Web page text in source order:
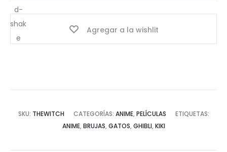
Agregar a la wishlit
SKU: THEWITCH CATEGORÍAS: ANIME, PELÍCULAS
ETIQUETAS:
ANIME, BRUJAS, GATOS, GHIBLI, KIKI